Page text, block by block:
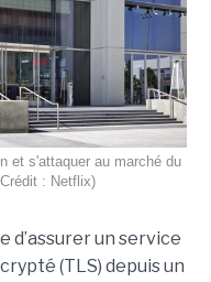
et s'attaquer au marché du
: Netflix)
d’assurer un service
(TLS) depuis un